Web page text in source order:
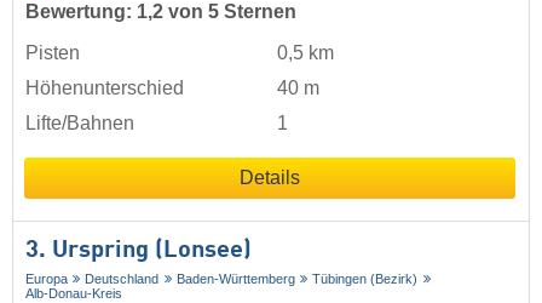
Bewertung: 1,2 von 5 Sternen
Pisten
0,5 km
Höhenunterschied
40 m
Lifte/Bahnen
1
Details
3. Urspring (Lonsee)
Europa Deutschland Baden-Württemberg
Tübingen (Bezirk)
Alb-Donau-Kreis